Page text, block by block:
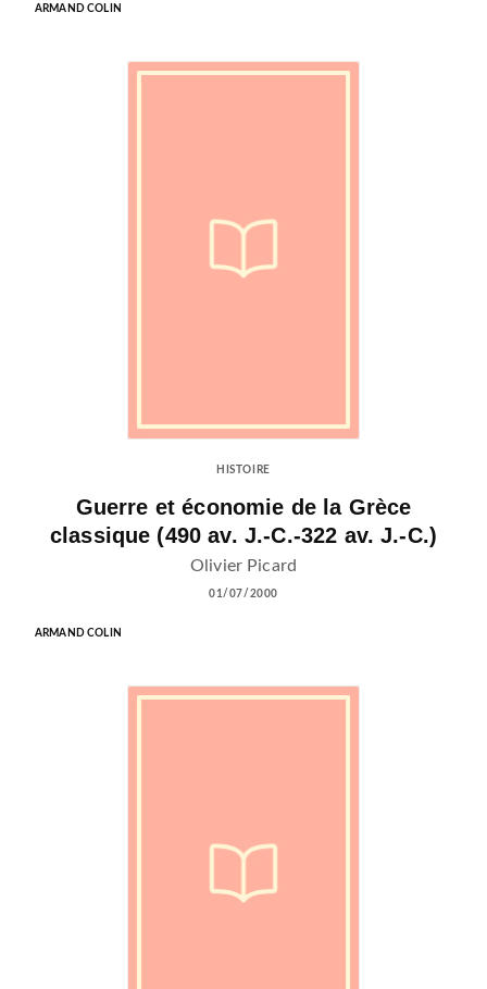
ARMAND COLIN
HISTOIRE
Guerre et économie de la Grèce
classique (490 av. J.-C.-322 av. J.-C.)
Olivier Picard
01/07/2000
ARMAND COLIN